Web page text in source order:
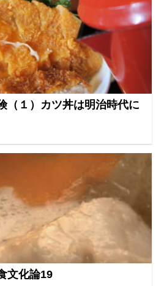
（１）カツ丼は明治時代に
文化論19